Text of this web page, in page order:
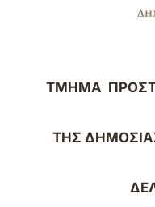
ΤΜΗΜΑ
ΤΗΣ